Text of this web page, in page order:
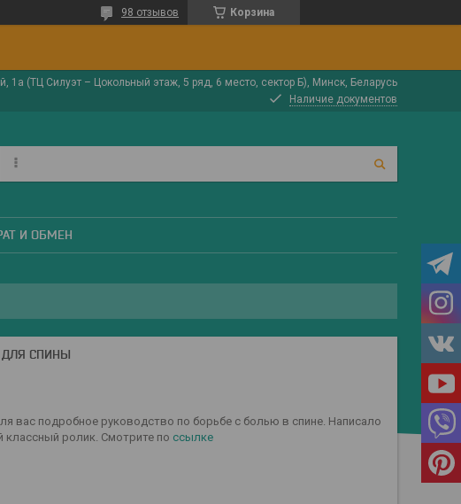
Корзина
98 отзывов
1а (ТЦ Силуэт – Цокольный этаж, 5 ряд, 6 место, сектор Б), Минск, Беларусь
Наличие документов
И ОБМЕН
СПИНЫ
вас подробное руководство по борьбе с болью в спине. Написало
классный ролик. Смотрите по ссылке